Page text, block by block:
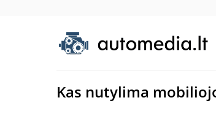
Kas nutylima